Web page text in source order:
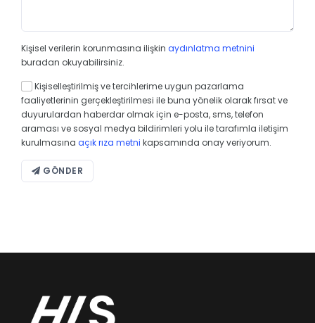
Kişisel verilerin korunmasına ilişkin aydınlatma metnini
buradan okuyabilirsiniz.
Kişiselleştirilmiş ve tercihlerime uygun pazarlama
faaliyetlerinin gerçekleştirilmesi ile buna yönelik olarak fırsat ve
duyurulardan haberdar olmak için e-posta, sms, telefon
araması ve sosyal medya bildirimleri yolu ile tarafımla iletişim
kurulmasına açık rıza metni kapsamında onay veriyorum.
GÖNDER